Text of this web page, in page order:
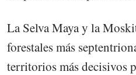
La Selva Maya y la
forestales más
territorios más decisivos